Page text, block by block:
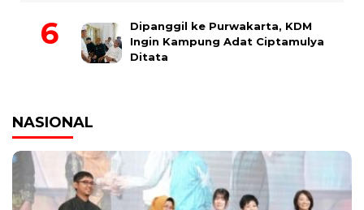
Dipanggil ke Purwakarta, KDM
Ingin Kampung Adat Ciptamulya
Ditata
NASIONAL